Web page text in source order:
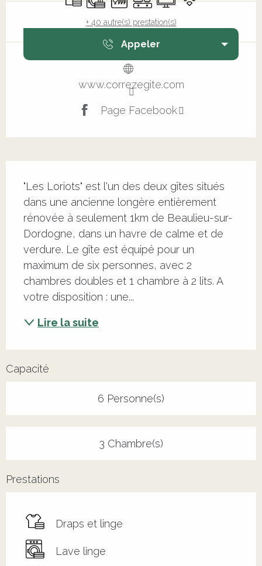
+ 40 autre(s) prestation(s)
Appeler
www.correzegite.com
Page Facebook
"Les Loriots" est l'un des deux gîtes situés
dans une ancienne longère entièrement
rénovée à seulement 1km de Beaulieu-sur-
Dordogne, dans un havre de calme et de
verdure. Le gîte est équipé pour un
maximum de six personnes, avec 2
chambres doubles et 1 chambre à 2 lits. A
votre disposition : une...
Lire la suite
Capacité
6 Personne(s)
3 Chambre(s)
Prestations
Draps et linge
Lave linge